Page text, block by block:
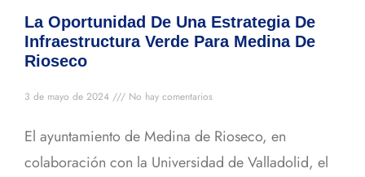
La Oportunidad De Una Estrategia De
Infraestructura Verde Para Medina De
Rioseco
3 de mayo de 2024 No hay comentarios
El ayuntamiento de Medina de Rioseco, en
colaboración con la Universidad de Valladolid, el